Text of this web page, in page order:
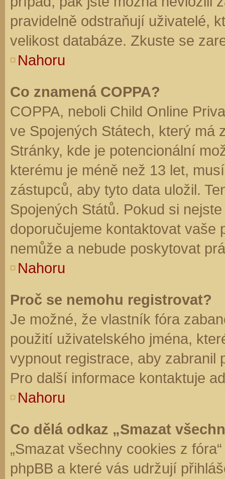
pravidelně odstraňují uživatelé,
velikost databáze. Zkuste se
Nahoru
Co znamená COPPA?
COPPA, neboli Child Online
ve Spojených Státech, který má
Stránky, kde je potencionální
kterému je méně než 13 let,
zástupců, aby tyto data uložil.
Spojených Států. Pokud si
doporučujeme kontaktovat vaše
nemůže a nebude poskytovat
Nahoru
Proč se nemohu registrovat?
Je možné, že vlastník fóra
použití uživatelského jména,
vypnout registrace, aby zabranil
Pro další informace kontaktuje
Nahoru
Co dělá odkaz „Smazat
„Smazat všechny cookies z
phpBB a které vás udržují